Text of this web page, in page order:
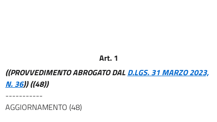
17
17 bis
18
19
Art. 1
((PROVVEDIMENTO ABROGATO DAL D.LGS. 31 MARZO 2023,
N. 36)) ((48))
-----------
AGGIORNAMENTO (48)